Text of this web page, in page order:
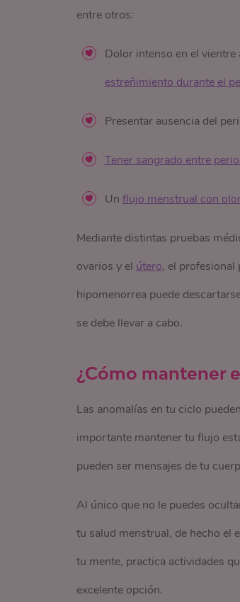
entre otros:
Dolor intenso en el vientre
estreñimiento durante el
Presentar ausencia del
Tener sangrado entre
Un flujo menstrual con
Mediante distintas pruebas
ovarios y el útero, el profesional
hipomenorrea puede
se debe llevar a cabo.
¿Cómo mantener
Las anomalías en tu ciclo
importante mantener tu flujo
pueden ser mensajes de tu
Al único que no le puedes
tu salud menstrual, de hecho el
tu mente, practica actividades
excelente opción.